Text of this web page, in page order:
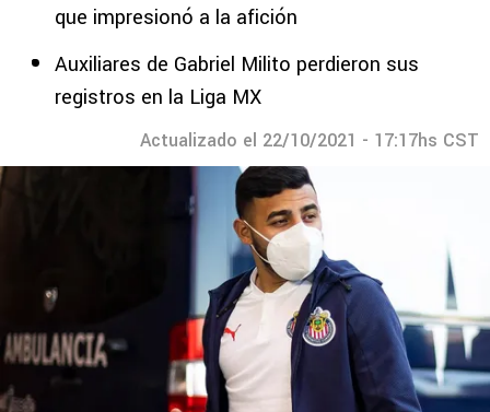
que impresionó a la afición
Auxiliares de Gabriel Milito perdieron sus
registros en la Liga MX
Actualizado el 22/10/2021 - 17:17hs CST